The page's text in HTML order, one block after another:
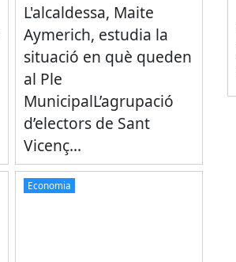
L'alcaldessa, Maite
Aymerich, estudia la
situació en què queden
al Ple
MunicipalL’agrupació
d’electors de Sant
Vicenç...
Economia